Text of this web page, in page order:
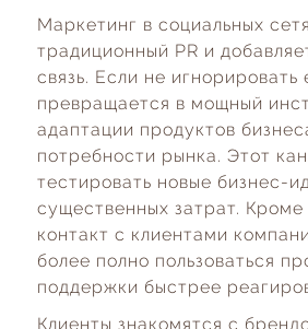
Маркетинг в социальных
традиционный PR и
связь. Если не игнорировать
превращается в мощный
адаптации продуктов
потребности рынка. Этот
тестировать новые бизнес-
существенных затрат. Кроме
контакт с клиентами
более полно пользоваться
поддержки быстрее
Клиенты знакомятся с